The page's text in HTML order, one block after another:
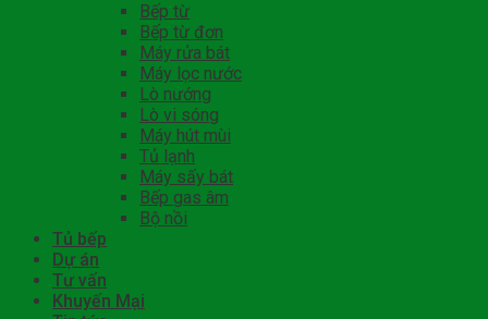
Bếp từ
Bếp từ đơn
Máy rửa bát
Máy lọc nước
Lò nướng
Lò vi sóng
Máy hút mùi
Tủ lạnh
Máy sấy bát
Bếp gas âm
Bộ nồi
Tủ bếp
Dự án
Tư vấn
Khuyến Mại